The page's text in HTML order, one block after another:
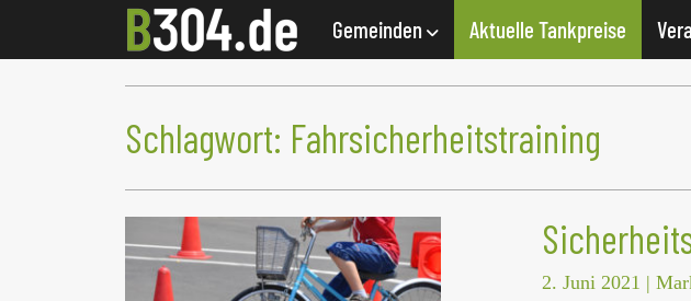
Gemeinden Aktuelle Tankpreise
Schlagwort: Fahrsicherheitstraining
2. Juni 2021 |